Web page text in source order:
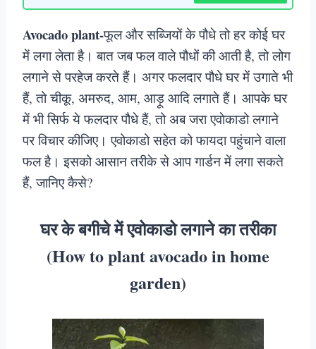
Avocado plant-फूल और सब्जियों के पौधे तो हर कोई घर
में लगा लेता है। बात जब फल वाले पौधों की आती है, तो लोग
लगाने से परहेज करते हैं। अगर फलदार पौधे घर में उगाते भी
हैं, तो चीकू, अमरुद, आम, आड़ू आदि लगाते हैं। आपके घर
में भी सिर्फ ये फलदार पौधे हैं, तो अब जरा एवाेकाडो लगाने
पर विचार कीजिए। एवोकाडो सहेत को फायदा पहुंचाने वाला
फल है। इसको आसान तरीके से आप गार्डन में लगा सकते
हैं, जानिए कैसे?
घर के बगीचे में एवोकाडो लगाने का तरीका
(How to plant avocado in home
garden)